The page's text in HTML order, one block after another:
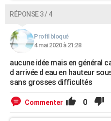
RÉPONSE 3 / 4
Profil bloqué
4 mai 2020 à 21:28
aucune idée mais en général
d arrivée d eau en hauteur
sans grosses difficultés
Commenter 0